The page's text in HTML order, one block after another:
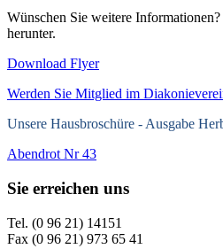
Wünschen Sie weitere
herunter.
Download Flyer
Werden Sie Mitglied im
Unsere Hausbroschüre - Ausgabe
Abendrot Nr 43
Sie erreichen uns
Tel. (0 96 21) 14151
Fax (0 96 21) 973 65 41